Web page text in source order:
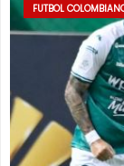
FUTBOL